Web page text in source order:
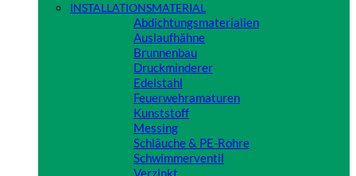
INSTALLATIONSMATERIAL
Abdichtungsmaterialien
Auslaufhähne
Brunnenbau
Druckminderer
Edelstahl
Feuerwehramaturen
Kunststoff
Messing
Schläuche & PE-Rohre
Schwimmerventil
Verzinkt